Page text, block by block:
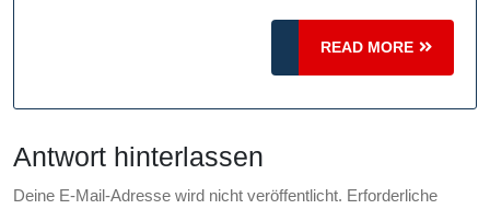
die
Geschwindigkeit
Ihrer
Internetverbindung
READ MORE
READ
MORE
Antwort hinterlassen
Deine E-Mail-Adresse wird nicht veröffentlicht. Erforderliche